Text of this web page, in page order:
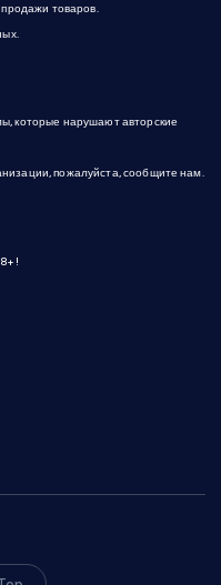
товаров.
которые нарушают авторские
пожалуйста, сообщите нам.